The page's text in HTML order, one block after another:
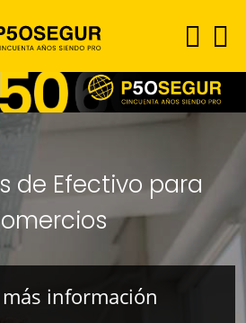
de Efectivo para
información